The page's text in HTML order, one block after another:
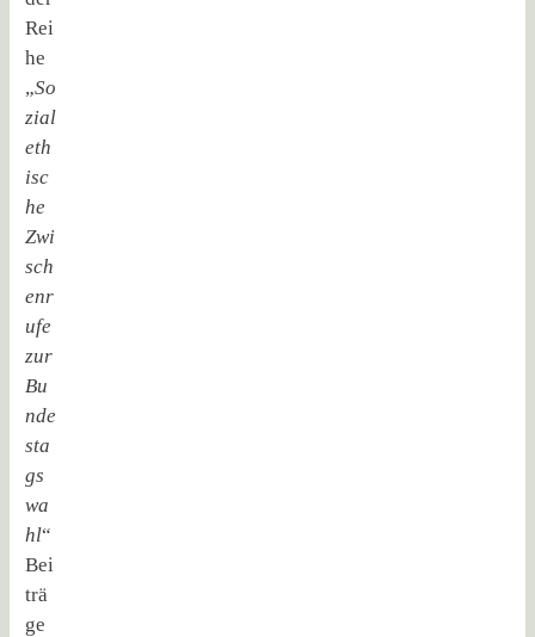
Rei
he
„So
zial
eth
isc
he
Zwi
sch
enr
ufe
zur
Bu
nde
sta
gs
wa
hl“
Bei
trä
ge